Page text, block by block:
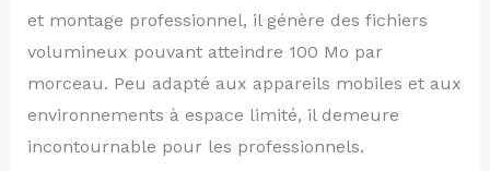
et montage professionnel, il génère des fichiers
volumineux pouvant atteindre 100 Mo par
morceau. Peu adapté aux appareils mobiles et aux
environnements à espace limité, il demeure
incontournable pour les professionnels.